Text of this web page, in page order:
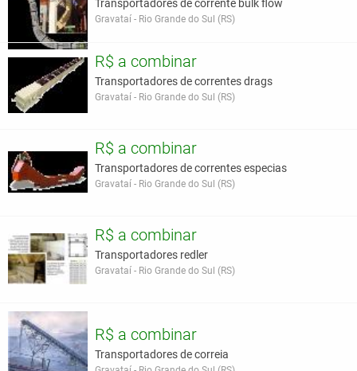
Transportadores de corrente bulk flow
Gravataí - Rio Grande do Sul (RS)
R$ a combinar
Transportadores de correntes drags
Gravataí - Rio Grande do Sul (RS)
R$ a combinar
Transportadores de correntes especias
Gravataí - Rio Grande do Sul (RS)
R$ a combinar
Transportadores redler
Gravataí - Rio Grande do Sul (RS)
R$ a combinar
Transportadores de correia